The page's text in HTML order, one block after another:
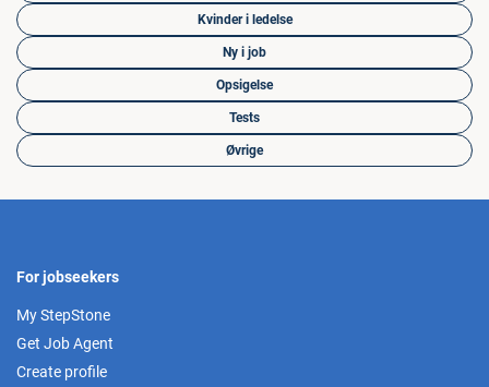
Kvinder i ledelse
Ny i job
Opsigelse
Tests
Øvrige
For jobseekers
My StepStone
Get Job Agent
Create profile